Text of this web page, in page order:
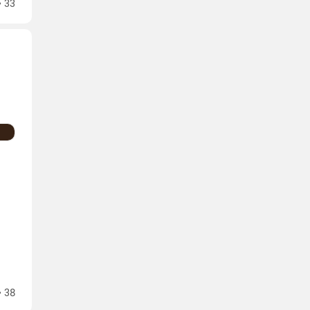
33
38